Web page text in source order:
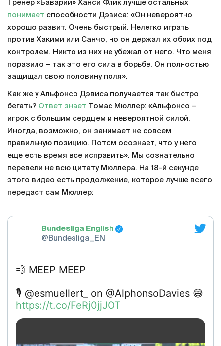
Тренер «Баварии» Ханси Флик лучше остальных
понимает способности Дэвиса: «Он невероятно
хорошо развит. Очень быстрый. Нелегко играть
против Хакими или Санчо, но он держал их обоих под
контролем. Никто из них не убежал от него. Что меня
поразило – так это его сила в борьбе. Он полностью
защищал свою половину поля».
Как же у Альфонсо Дэвиса получается так быстро
бегать? Ответ знает Томас Мюллер: «Альфонсо –
игрок с большим сердцем и невероятной силой.
Иногда, возможно, он занимает не совсем
правильную позицию. Потом осознает, что у него
еще есть время все исправить». Мы сознательно
перевели не всю цитату Мюллера. На 18-й секунде
этого видео есть продолжение, которое лучше всего
передаст сам Мюллер:
Bundesliga English
@Bundesliga_EN
💨 MEEP MEEP
🎙️ @esmuellert_ on @AlphonsoDavies 😅
https://t.co/FeRj0jjJOT